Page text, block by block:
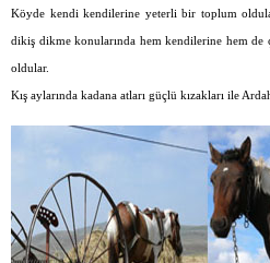
Köyde kendi kendilerine yeterli bir toplum
dikiş dikme konularında hem kendilerine hem de
oldular.
Kış aylarında kadana atları güçlü kızakları ile